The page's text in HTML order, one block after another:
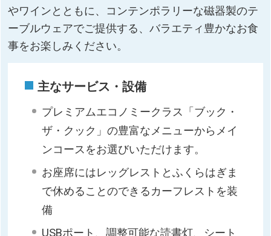
やワインとともに、コンテンポラリーな磁器製のテ
ーブルウェアでご提供する、バラエティ豊かなお食
事をお楽しみください。
主なサービス・設備
プレミアムエコノミークラス「ブック・
ザ・クック」の豊富なメニューからメイ
ンコースをお選びいただけます。
お座席にはレッグレストとふくらはぎま
で休めることのできるカーフレストを装
備
USBポート、調整可能な読書灯、シート